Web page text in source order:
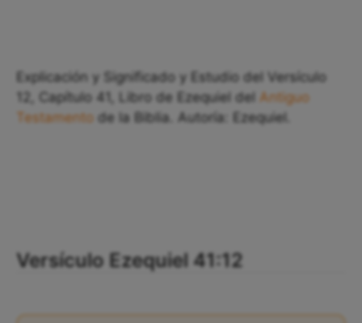
Explicación y Significado y Estudio del Versículo
12, Capítulo 41, Libro de Ezequiel del Antiguo
Testamento de la Biblia. Autoría: Ezequiel.
Versículo Ezequiel 41:12